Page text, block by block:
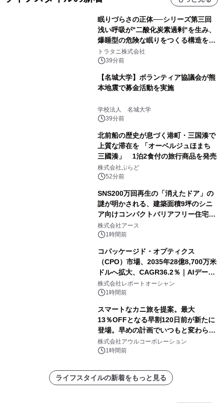
眠りづらさの正体──シリーズ第三回
浅い呼吸が"二酸化炭素過剰"を生み、
爆睡型の危険な眠りをつくる構造を解
説
トラタニ株式会社
39分前
【名城大学】ボランティア協議会が熊
本地震で募金活動を実施
学校法人 名城大学
39分前
北前船の歴史が息づく港町・三国湊で
上質な滞在を 「オーベルジュほまち
三國湊」 1泊2食付の旅行商品を発売
株式会社ぷらど
52分前
SNS200万回再生の「消えたドア」の
謎が明かされる、建築面積9坪のシニ
ア向けコンパクトバリアフリー住宅が
誕生
株式会社アース
1時間前
コパッケージド・オプティクス
（CPO）市場、2035年28億8,700万米
ドルへ拡大、CAGR36.2％｜AIデータ
センター・高速光通信需要が成長を加
速
株式会社レポートオーシャン
1時間前
スマートなカニ旅を提案。最大
13％OFFとなる早割120日前が新たに
登場。早めの計画でいつもと変わらぬ
大人の冬旅を。ー夕日ヶ浦温泉「佳松
苑 別邸ふうか」ー
株式会社アウルコーポレーション
1時間前
ライフスタイルの新着をもっと見る